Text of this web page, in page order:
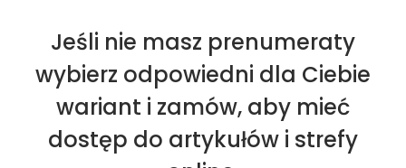
Jeśli nie masz prenumeraty
wybierz odpowiedni dla Ciebie
wariant i zamów, aby mieć
dostęp do artykułów i strefy